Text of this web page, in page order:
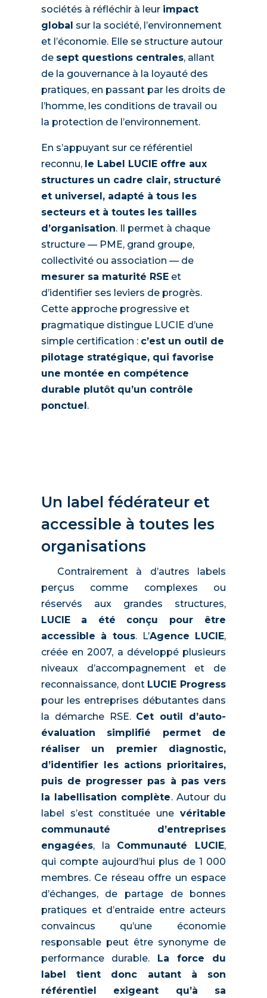
sociétés à réfléchir à leur impact
global sur la société, l’environnement
et l’économie. Elle se structure autour
de sept questions centrales, allant
de la gouvernance à la loyauté des
pratiques, en passant par les droits de
l’homme, les conditions de travail ou
la protection de l’environnement.
En s’appuyant sur ce référentiel
reconnu, le Label LUCIE offre aux
structures un cadre clair, structuré
et universel, adapté à tous les
secteurs et à toutes les tailles
d’organisation. Il permet à chaque
structure — PME, grand groupe,
collectivité ou association — de
mesurer sa maturité RSEet
d’identifier ses leviers de progrès.
Cette approche progressive et
pragmatique distingue LUCIE d’une
simple certification : c’est un outil de
pilotage stratégique, qui favorise
une montée en compétence
durable plutôt qu’un contrôle
ponctuel.
Un label fédérateur et
accessible à toutes les
organisations
Contrairement à d’autres labels
perçus comme complexes ou
réservés aux grandes structures,
LUCIE
a été conçu pour être
accessible à tous. L’Agence LUCIE,
créée en 2007, a développé plusieurs
niveaux d’accompagnement et de
reconnaissance, dont LUCIE Progress
pour les entreprises débutantes dans
la démarche RSE. Cet outil d’auto-
évaluation simplifié permet de
réaliser un premier diagnostic,
d’identifier les actions prioritaires,
puis de progresser pas à pas vers
la labellisation complète. Autour du
label s’est constituée unevéritable
communauté d’entreprises
engagées, la Communauté LUCIE,
qui compte aujourd’hui plus de 1 000
membres. Ce réseau offre un espace
d’échanges, de partage de bonnes
pratiques et d’entraide entre acteurs
convaincus qu’une économie
responsable peut être synonyme de
performance durable. La force du
label tient donc autant à son
référentiel exigeant qu’à sa